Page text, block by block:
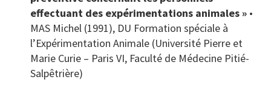
effectuant des expérimentations animales » •
MAS Michel (1991), DU Formation spéciale à
l’Expérimentation Animale (Université Pierre et
Marie Curie – Paris VI, Faculté de Médecine Pitié-
Salpêtrière)